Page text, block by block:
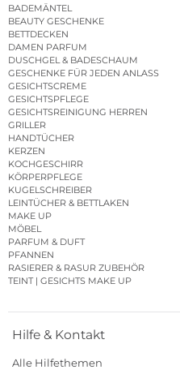
BADEMÄNTEL
BEAUTY GESCHENKE
BETTDECKEN
DAMEN PARFUM
DUSCHGEL & BADESCHAUM
GESCHENKE FÜR JEDEN ANLASS
GESICHTSCREME
GESICHTSPFLEGE
GESICHTSREINIGUNG HERREN
GRILLER
HANDTÜCHER
KERZEN
KOCHGESCHIRR
KÖRPERPFLEGE
KUGELSCHREIBER
LEINTÜCHER & BETTLAKEN
MAKE UP
MÖBEL
PARFUM & DUFT
PFANNEN
RASIERER & RASUR ZUBEHÖR
TEINT | GESICHTS MAKE UP
Hilfe & Kontakt
Alle Hilfethemen